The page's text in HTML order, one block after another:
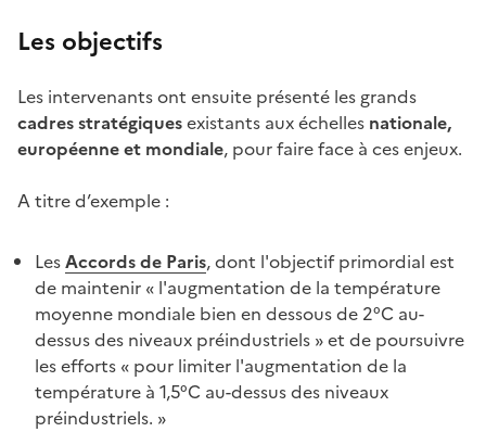
Les objectifs
Les intervenants ont ensuite présenté les grands
cadres stratégiquesexistants aux échelles nationale,
européenne et mondiale, pour faire face à ces enjeux.
A titre d’exemple :
LesAccords de Paris, dont l'objectif primordial est
de maintenir « l'augmentation de la température
moyenne mondiale bien en dessous de 2°C au-
dessus des niveaux préindustriels » et de poursuivre
les efforts « pour limiter l'augmentation de la
température à 1,5°C au-dessus des niveaux
préindustriels. »